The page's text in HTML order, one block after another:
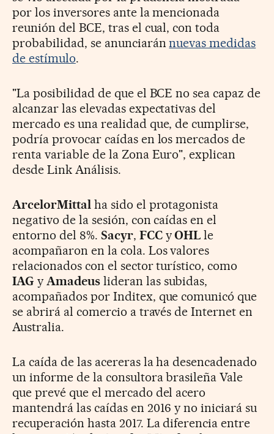
por los inversores ante la mencionada
reunión del BCE, tras el cual, con toda
probabilidad, se anunciaránnuevas medidas
de estímulo.
"La posibilidad de que el BCE no sea capaz de
alcanzar las elevadas expectativas del
mercado es una realidad que, de cumplirse,
podría provocar caídas en los mercados de
renta variable de la Zona Euro", explican
desde Link Análisis.
ArcelorMittalha sido el protagonista
negativo de la sesión, con caídas en el
entorno del 8%. Sacyr, FCCyOHL le
acompañaron en la cola. Los valores
relacionados con el sector turístico, como
IAG y Amadeuslideran las subidas,
acompañados por Inditex, que comunicó que
se abrirá al comercio a través de Internet en
Australia.
La caída de las acereras la ha desencadenado
un informe de la consultora brasileña Vale
que prevé que el mercado del acero
mantendrá las caídas en 2016 y no iniciará su
recuperación hasta 2017. La diferencia entre